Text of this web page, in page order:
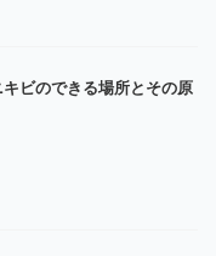
キビのできる場所とその原